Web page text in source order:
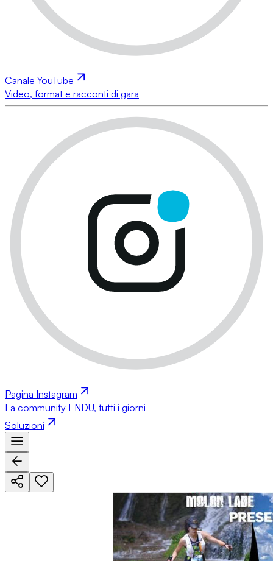
Canale YouTube
Video, format e racconti di gara
Pagina Instagram
La community ENDU, tutti i giorni
Soluzioni